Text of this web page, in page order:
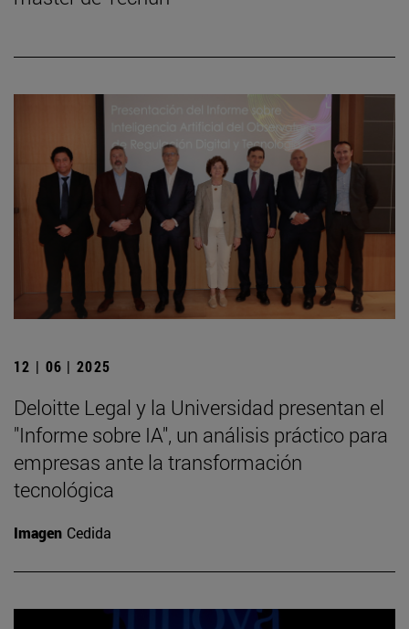
12 | 06 | 2025
Deloitte Legal y la Universidad presentan el
"Informe sobre IA", un análisis práctico para
empresas ante la transformación
tecnológica
Imagen Cedida